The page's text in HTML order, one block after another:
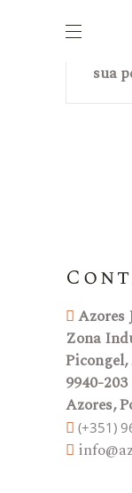
sua
Azores
Zona
9940-
Azores,
(+351)